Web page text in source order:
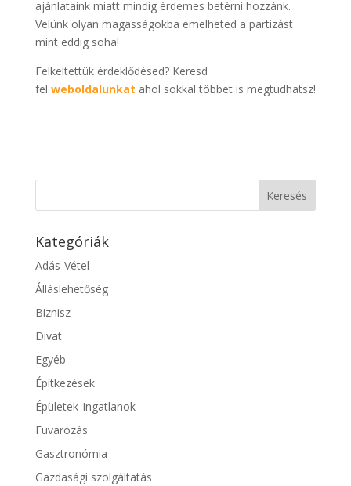
ajánlataink miatt mindig érdemes betérni hozzánk.
Velünk olyan magasságokba emelheted a partizást
mint eddig soha!
Felkeltettük érdeklődésed? Keresd
fel weboldalunkat ahol sokkal többet is megtudhatsz!
Kategóriák
Adás-Vétel
Álláslehetőség
Biznisz
Divat
Egyéb
Építkezések
Épületek-Ingatlanok
Fuvarozás
Gasztronómia
Gazdasági szolgáltatás